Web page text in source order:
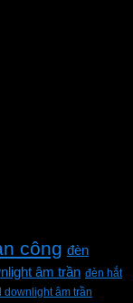
công đèn
âm trần đèn hắt
downlight âm trần